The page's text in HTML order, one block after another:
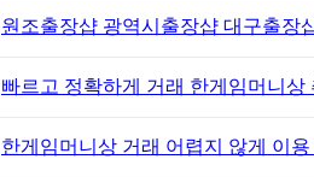
원조출장샵 광역시출장샵 대구출장
빠르고 정확하게 거래 한게임머니상
한게임머니상 거래 어렵지 않게 이